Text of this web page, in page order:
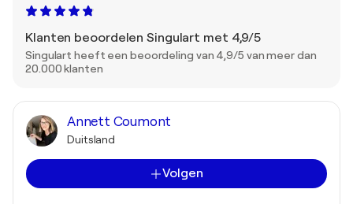
Klanten beoordelen Singulart met 4,9/5
Singulart heeft een beoordeling van 4,9/5 van meer dan
20.000 klanten
Annett Coumont
Duitsland
Volgen